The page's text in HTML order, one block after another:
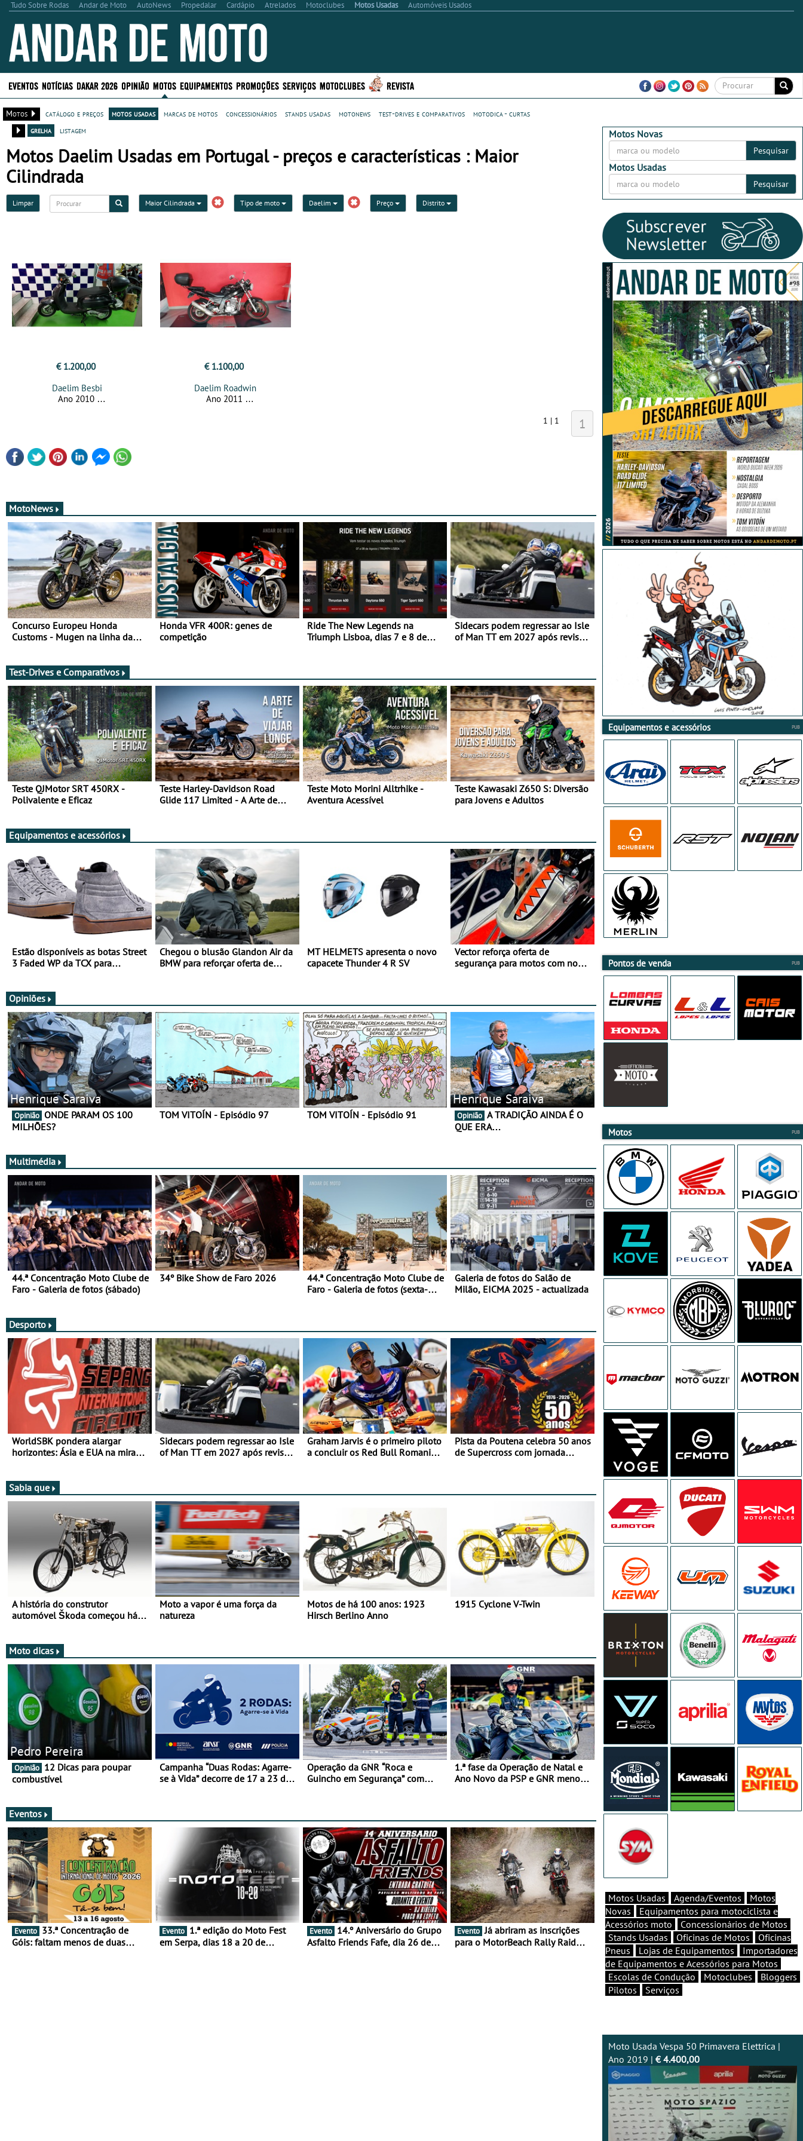
Tudo Sobre Rodas Andar de Moto AutoNews Propedalar Cardápio Atrelados Motoclubes Motos Usadas Automóveis Usados
EVENTOS NOTÍCIAS DAKAR 2026 OPINIÃO MOTOS EQUIPAMENTOS PROMOÇÕES SERVIÇOS MOTOCLUBES REVISTA
Motos catálogo e preços motos usadas marcas de motos concessionários stands usadas motonews test-drives e comparativos
motodica - curtas
grelha
listagem
Motos Daelim Usadas em Portugal - preços e características : Maior
Cilindrada
Limpar Maior Cilindrada Tipo de moto Daelim Preço Distrito
€ 1.200,00
Daelim Besbi
Ano 2010
€ 1.100,00
Daelim Roadwin
Ano 2011
1 | 1 1
MotoNews
Concurso Europeu Honda
Customs - Mugen na linha da
Honda VFR 400R: genes de
competição
Ride The New Legends na
Triumph Lisboa, dias 7 e 8 de
Sidecars podem regressar ao Isle
of Man TT em 2027 após revisão
Test-Drives e Comparativos
Teste QJMotor SRT 450RX -
Polivalente e Eficaz
Teste Harley-Davidson Road
Glide 117 Limited - A Arte de
Teste Moto Morini Alltrhike -
Aventura Acessível
Teste Kawasaki Z650 S: Diversão
para Jovens e Adultos
Equipamentos e acessórios
Estão disponíveis as botas Street
3 Faded WP da TCX para
Chegou o blusão Glandon Air da
BMW para reforçar oferta de
MT HELMETS apresenta o novo
capacete Thunder 4 R SV
Vector reforça oferta de
segurança para motos com nova
Opiniões
Henrique Saraiva
Opinião
MILHÕES?
TOM VITOÍN - Episódio 97 TOM VITOÍN - Episódio 91
Henrique Saraiva
Opinião
QUE ERA…
Multimédia
44.ª Concentração Moto Clube de
Faro - Galeria de fotos (sábado)
34º Bike Show de Faro 2026
44.ª Concentração Moto Clube de
Faro - Galeria de fotos (sexta-
Galeria de fotos do Salão de
Milão, EICMA 2025 - actualizada
Desporto
WorldSBK pondera alargar
horizontes: Ásia e EUA na mira
Sidecars podem regressar ao Isle
of Man TT em 2027 após revisão
Graham Jarvis é o primeiro piloto
a concluir os Red Bull Romaniacs
Pista da Poutena celebra 50 anos
de Supercross com jornada
Sabia que
A história do construtor
automóvel Škoda começou há
Moto a vapor é uma força da
natureza
Motos de há 100 anos: 1923
Hirsch Berlino Anno
1915 Cyclone V-Twin
Moto dicas
Pedro Pereira
Opinião
combustível
Campanha “Duas Rodas: Agarre-
se à Vida” decorre de 17 a 23 de
Operação da GNR “Roca e
Guincho em Segurança” com
1.ª fase da Operação de Natal e
Ano Novo da PSP e GNR menos
Eventos
Evento
Góis: faltam menos de duas
Evento
em Serpa, dias 18 a 20 de
Evento
Asfalto Friends Fafe, dia 26 de
Evento Já abriram as inscrições
para o MotorBeach Rally Raid
Motos Novas
Pesquisar
Motos Usadas
Pesquisar
Equipamentos e acessórios
Pontos de venda
Motos
Motos Usadas Agenda/Eventos
Motos
Novas
Equipamentos para motociclista e
Acessórios moto
Concessionários de Motos
Stands Usadas
Oficinas de Motos
Oficinas
Pneus
Lojas de Equipamentos
Importadores
de Equipamentos e Acessórios para Motos
Escolas de Condução
Motoclubes
Bloggers
Pilotos
Serviços
Moto Usada Vespa 50 Primavera Elettrica |
Ano 2019 | € 4.400,00